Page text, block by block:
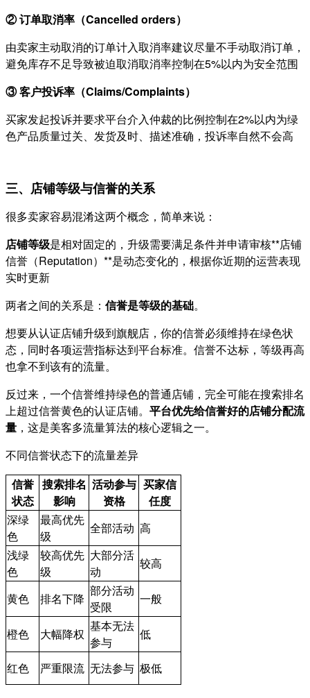
② 订单取消率（Cancelled orders）
由卖家主动取消的订单计入取消率建议尽量不手动取消订单，
避免库存不足导致被迫取消取消率控制在5%以内为安全范围
③ 客户投诉率（Claims/Complaints）
买家发起投诉并要求平台介入仲裁的比例控制在2%以内为绿
色产品质量过关、发货及时、描述准确，投诉率自然不会高
三、店铺等级与信誉的关系
很多卖家容易混淆这两个概念，简单来说：
店铺等级是相对固定的，升级需要满足条件并申请审核**店铺
信誉（Reputation）**是动态变化的，根据你近期的运营表现
实时更新
两者之间的关系是： 信誉是等级的基础。
想要从认证店铺升级到旗舰店，你的信誉必须维持在绿色状
态，同时各项运营指标达到平台标准。信誉不达标，等级再高
也拿不到该有的流量。
反过来，一个信誉维持绿色的普通店铺，完全可能在搜索排名
上超过信誉黄色的认证店铺。 平台优先给信誉好的店铺分配流
量 ，这是美客多流量算法的核心逻辑之一。
不同信誉状态下的流量差异
信誉
状态
搜索排名
影响
活动参与
资格
买家信
任度
深绿
色
最高优先
级
全部活动 高
浅绿
色
较高优先
级
大部分活
动
较高
黄色 排名下降
部分活动
受限
一般
橙色 大幅降权
基本无法
参与
低
红色 严重限流 无法参与 极低